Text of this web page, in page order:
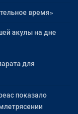
время»
акулы на дне
для
показало